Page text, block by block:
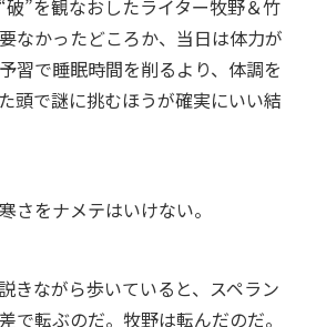
破”を観なおしたライター牧野＆竹
なかったどころか、当日は体力が
習で睡眠時間を削るより、体調を
頭で謎に挑むほうが確実にいい結
さをナメテはいけない。
きながら歩いていると、スペラン
で転ぶのだ。牧野は転んだのだ。